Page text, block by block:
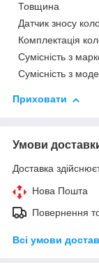
Товщина
Датчик зносу
Комплектація
Сумісність з
Сумісність з
Приховати
Умови
Доставка
Нова Пошта
Повернення
Всі умови